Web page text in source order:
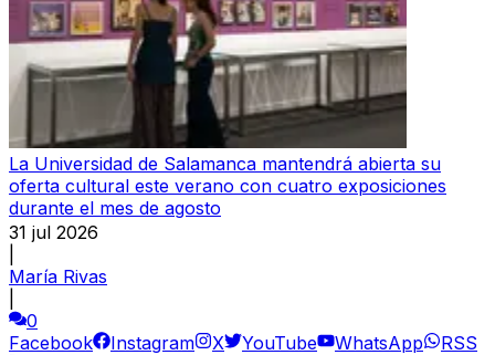
La Universidad de Salamanca mantendrá abierta su
oferta cultural este verano con cuatro exposiciones
durante el mes de agosto
31 jul 2026
María Rivas
0
Facebook
Instagram X YouTube WhatsApp RSS